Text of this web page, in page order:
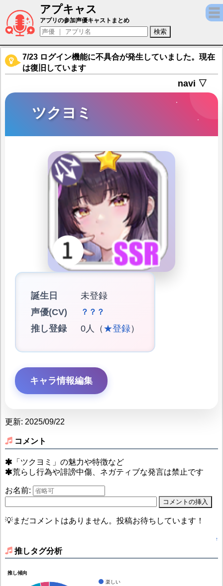
アプキャス
ツクヨミ（声優：？？？)【チェリーテイル
アプリの参加声優キャストまとめ
7/23 ログイン機能に不具合が発生していました。現在
は復旧しています
navi ▽
ツクヨミ
誕生日
未登録
声優(CV)
？？？
推し登録 0人（ ★登録）
キャラ情報編集
更新: 2025/09/22
コメント
「ツクヨミ」の魅力や特徴など
荒らし行為や誹謗中傷、ネガティブな発言は禁止です
お名前:
💡まだコメントはありません。投稿お待ちしています！
↑
推しタグ分析
推し傾向
楽しい